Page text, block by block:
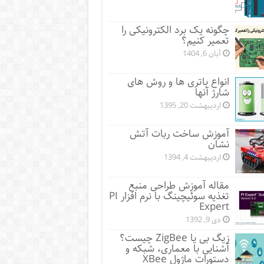
چگونه یک برد الکترونیکی را
تعمیر کنیم؟
آبان 6, 1404
انواع باتری ها و روش های
شارژ آنها
اردیبهشت 20, 1395
آموزش ساخت ربات آتش
نشان
اردیبهشت 4, 1394
مقاله آموزش طراحی منبع
تغذیه سوئیچینگ با نرم افزار PI
Expert
دی 9, 1392
زیگ‌ بی یا ZigBee چیست؟
آشنایی با معماری، شبکه و
دستورات ماژول XBee